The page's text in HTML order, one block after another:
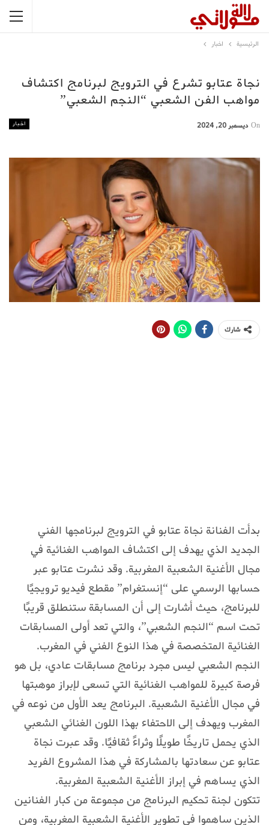
الرئيسية اخبار
نجاة عتابو تشرع في الترويج لبرنامج اكتشاف
مواهب الفن الشعبي “النجم الشعبي”
اخبار On ديسمبر 20, 2024
شارك
بدأت الفنانة نجاة عتابو في الترويج لبرنامجها الفني
الجديد الذي يهدف إلى اكتشاف المواهب الغنائية في
مجال الأغنية الشعبية المغربية. وقد نشرت عتابو عبر
حسابها الرسمي على “إنستغرام” مقطع فيديو ترويجيًا
للبرنامج، حيث أشارت إلى أن المسابقة ستنطلق قريبًا
تحت اسم “النجم الشعبي”، والتي تعد أولى المسابقات
الغنائية المتخصصة في هذا النوع الفني في المغرب.
النجم الشعبي ليس مجرد برنامج مسابقات عادي، بل هو
فرصة كبيرة للمواهب الغنائية التي تسعى لإبراز موهبتها
في مجال الأغنية الشعبية. البرنامج يعد الأول من نوعه في
المغرب ويهدف إلى الاحتفاء بهذا اللون الغنائي الشعبي
الذي يحمل تاريخًا طويلًا وثراءً ثقافيًا. وقد عبرت نجاة
عتابو عن سعادتها بالمشاركة في هذا المشروع الفريد
الذي يساهم في إبراز الأغنية الشعبية المغربية.
تتكون لجنة تحكيم البرنامج من مجموعة من كبار الفنانين
الذين ساهموا في تطوير الأغنية الشعبية المغربية، ومن